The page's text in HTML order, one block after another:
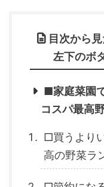
目次から
左下のボ
■家庭菜園
コスパ最高
□買うより
高の野菜ラ